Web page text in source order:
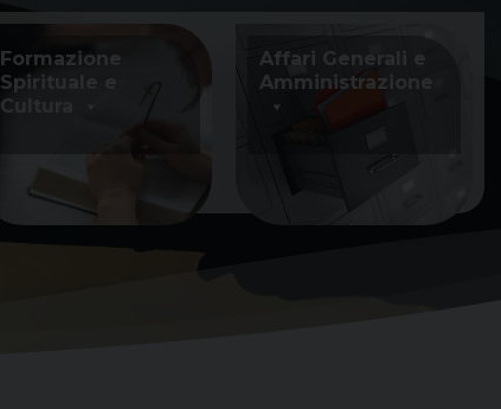
Formazione
Spirituale e
Cultura
Affari Generali e
Amministrazione